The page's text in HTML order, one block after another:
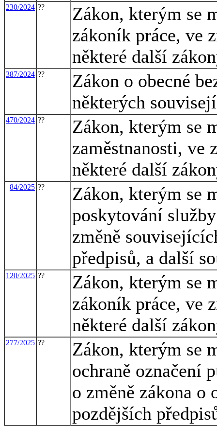
230/2024 ??
Zákon, kterým se
zákoník práce, ve
některé další
387/2024 ??
Zákon o obecné
některých
470/2024 ??
Zákon, kterým se
zaměstnanosti, ve
některé další
84/2025 ??
Zákon, kterým se
poskytování
změně
předpisů, a další
120/2025 ??
Zákon, kterým se
zákoník práce, ve
některé další
277/2025 ??
Zákon, kterým se
ochraně označení
o změně zákona o
pozdějších